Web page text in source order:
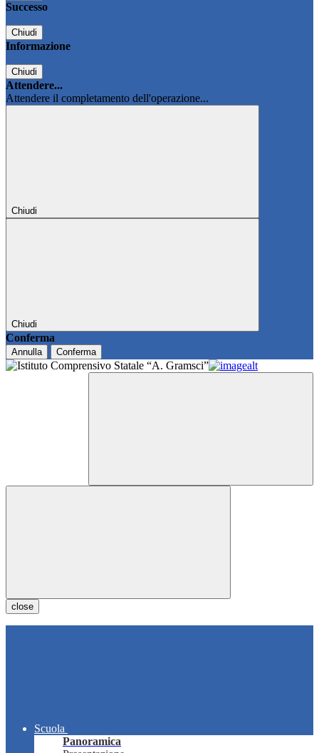
Successo
Chiudi
Informazione
Chiudi
Attendere...
Attendere il completamento dell'operazione...
Chiudi
Chiudi
Conferma
Annulla Conferma
close
Scuola
Panoramica